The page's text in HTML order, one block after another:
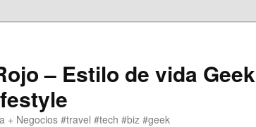
– Estilo de vida Geek
+ Negocios #travel #tech #biz #geek